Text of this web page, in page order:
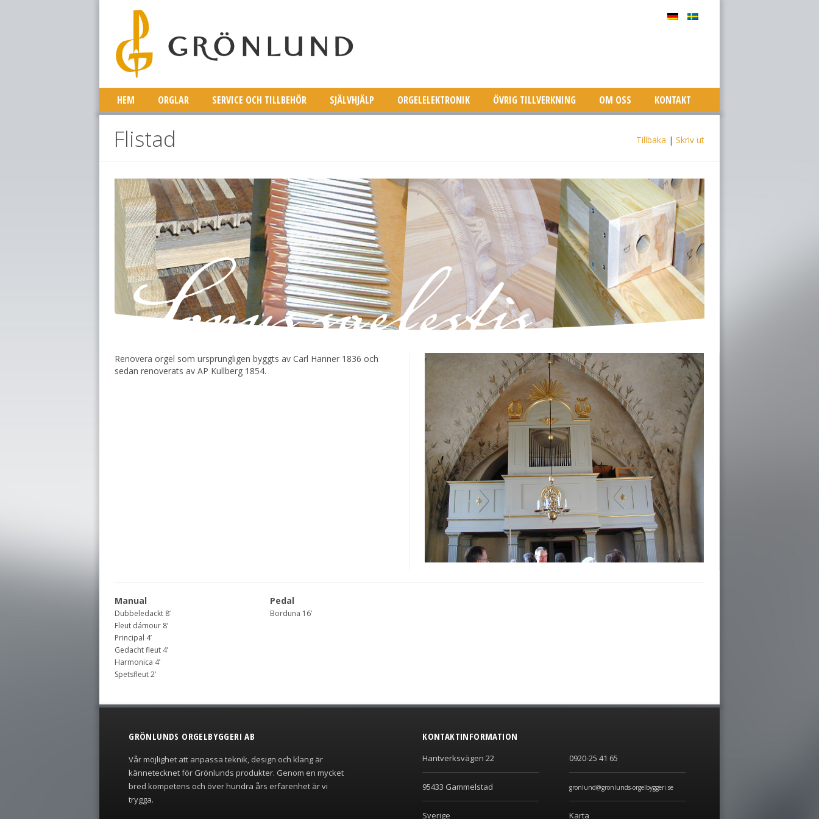
HEM ORGLAR SERVICE OCH TILLBEHÖR SJÄLVHJÄLP ORGELELEKTRONIK ÖVRIG TILLVERKNING OM OSS KONTAKT
Flistad Tillbaka | Skriv ut
Renovera orgel som ursprungligen byggts av Carl Hanner 1836 och
sedan renoverats av AP Kullberg 1854.
Manual
Dubbeledackt 8’
Fleut dámour 8’
Principal 4’
Gedacht fleut 4’
Harmonica 4’
Spetsfleut 2’
Pedal
Borduna 16’
GRÖNLUNDS ORGELBYGGERI AB
Vår möjlighet att anpassa teknik, design och klang är
kännetecknet för Grönlunds produkter. Genom en mycket
bred kompetens och över hundra års erfarenhet är vi
trygga.
KONTAKTINFORMATION
Hantverksvägen 22
95433 Gammelstad
Sverige
0920-25 41 65
gronlund@gronlunds-orgelbyggeri.se
Karta